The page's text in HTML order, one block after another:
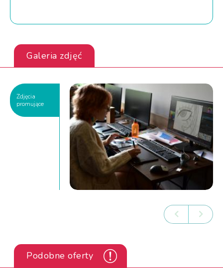
Galeria zdjęć
Zdjęcia
promujące
Podobne oferty